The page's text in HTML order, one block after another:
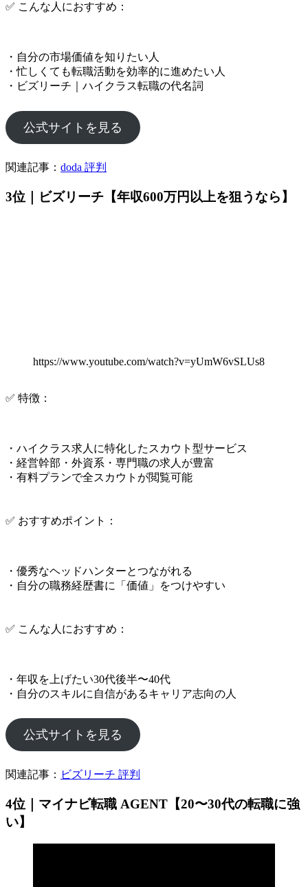
✅ こんな人におすすめ：
・自分の市場価値を知りたい人
・忙しくても転職活動を効率的に進めたい人
・ビズリーチ｜ハイクラス転職の代名詞
公式サイトを見る
関連記事： doda 評判
3位｜ビズリーチ【年収600万円以上を狙うなら】
https://www.youtube.com/watch?v=yUmW6vSLUs8
✅ 特徴：
・ハイクラス求人に特化したスカウト型サービス
・経営幹部・外資系・専門職の求人が豊富
・有料プランで全スカウトが閲覧可能
✅ おすすめポイント：
・優秀なヘッドハンターとつながれる
・自分の職務経歴書に「価値」をつけやすい
✅ こんな人におすすめ：
・年収を上げたい30代後半〜40代
・自分のスキルに自信があるキャリア志向の人
公式サイトを見る
関連記事： ビズリーチ 評判
4位｜マイナビ転職 AGENT【20〜30代の転職に強
い】